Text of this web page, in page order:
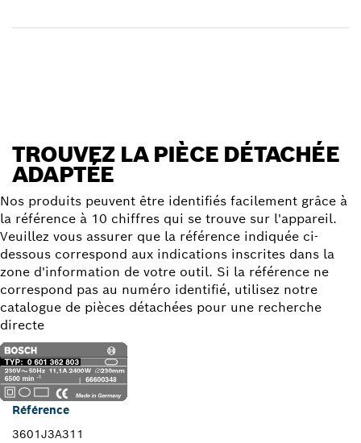
TROUVEZ LA PIÈCE DÉTACHÉE
ADAPTÉE
Nos produits peuvent être identifiés facilement grâce à
la référence à 10 chiffres qui se trouve sur l'appareil.
Veuillez vous assurer que la référence indiquée ci-
dessous correspond aux indications inscrites dans la
zone d'information de votre outil. Si la référence ne
correspond pas au numéro identifié, utilisez notre
catalogue de pièces détachées pour une recherche
directe
Référence
3601J3A311